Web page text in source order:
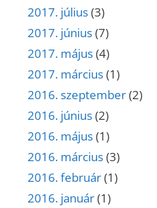
2017. július(3)
2017. június(7)
2017. május(4)
2017. március(1)
2016. szeptember(2)
2016. június(2)
2016. május(1)
2016. március(3)
2016. február(1)
2016. január(1)